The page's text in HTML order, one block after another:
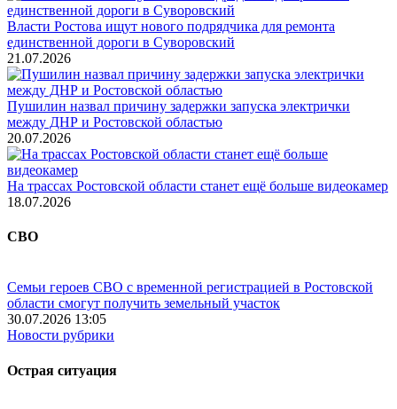
Власти Ростова ищут нового подрядчика для ремонта
единственной дороги в Суворовский
21.07.2026
Пушилин назвал причину задержки запуска электрички
между ДНР и Ростовской областью
20.07.2026
На трассах Ростовской области станет ещё больше видеокамер
18.07.2026
СВО
Семьи героев СВО с временной регистрацией в Ростовской
области смогут получить земельный участок
30.07.2026 13:05
Новости рубрики
Острая ситуация